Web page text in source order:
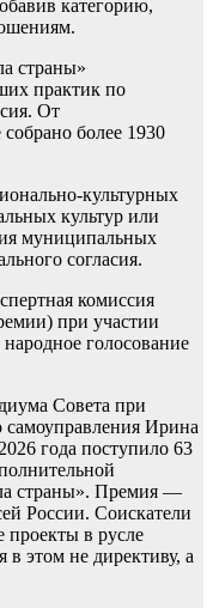
категорию,
страны»
практик по
От
более 1930
культурных
культур или
муниципальных
согласия.
комиссия
при участии
голосование
Совета при
Ирина
года поступило 63
страны». Премия —
России. Соискатели
проекты в русле
этом не директиву, а